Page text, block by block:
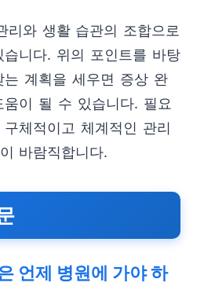
리와 생활 습관의 조합으로
니다. 위의 포인트를 바탕
는 계획을 세우면 증상 완
이 될 수 있습니다. 필요
체적이고 체계적인 관리
바람직합니다.
언제 병원에 가야 하